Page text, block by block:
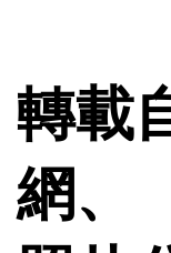
轉載
網、